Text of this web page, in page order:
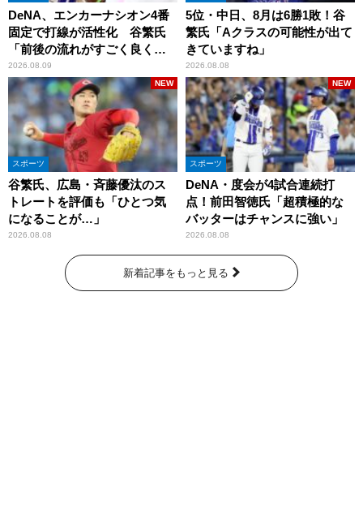
DeNA、エンカーナシオン4番
固定で打線が活性化 谷繁氏
「前後の流れがすごく良くな
りましたね」
2026.08.09
5位・中日、8月は6勝1敗！谷
繁氏「Aクラスの可能性が出て
きていますね」
2026.08.08
スポーツ
谷繁氏、広島・斉藤優汰のス
トレートを評価も「ひとつ気
になることが…」
2026.08.08
NEW
スポーツ
DeNA・度会が4試合連続打
点！前田智徳氏「超積極的な
バッターはチャンスに強い」
2026.08.08
NEW
新着記事をもっと見る